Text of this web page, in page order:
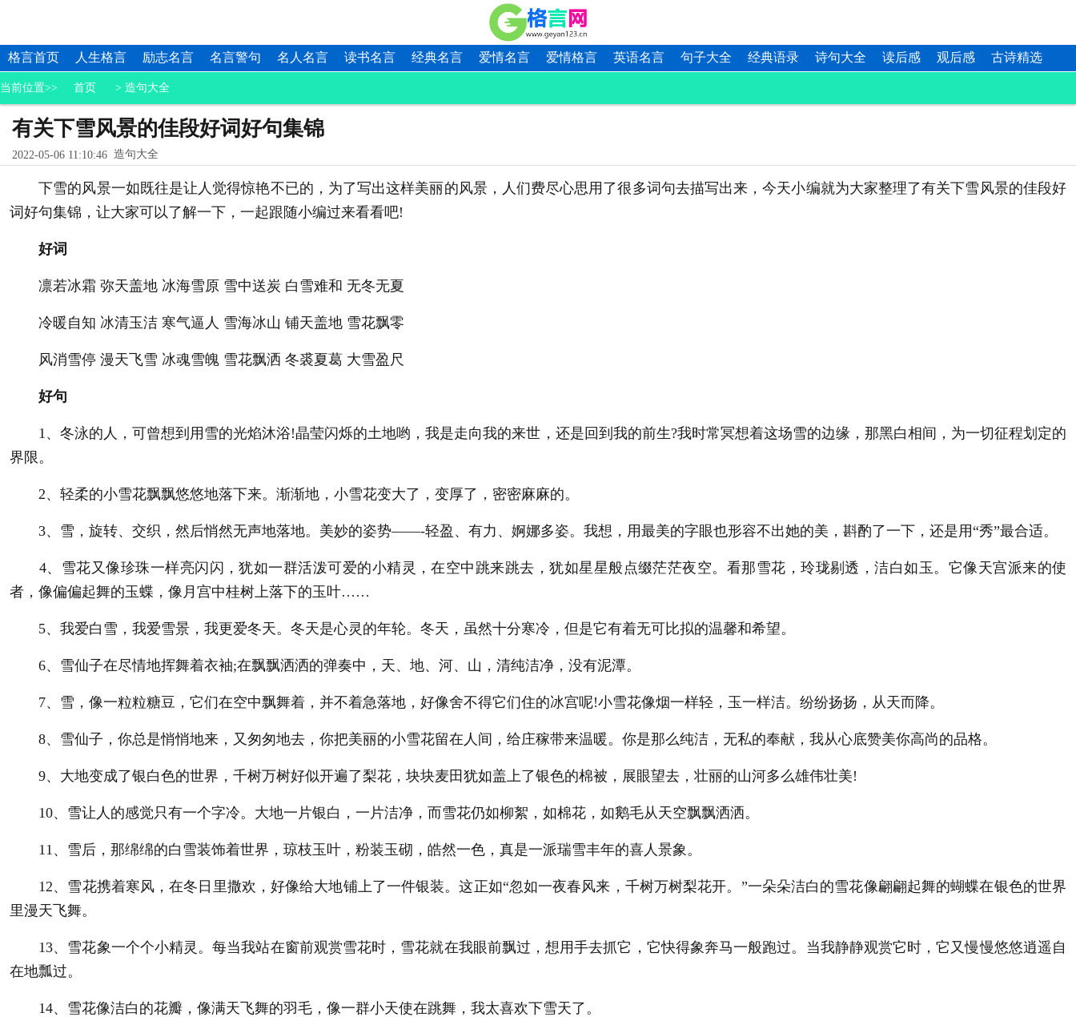
格言首页 人生格言 励志名言 名言警句 名人名言 读书名言 经典名言 爱情名言 爱情格言 英语名言 句子大全 经典语录 诗句大全 读后感 观后感 古诗精选
当前位置>> 首页 > 造句大全
有关下雪风景的佳段好词好句集锦
2022-05-06 11:10:46 造句大全
下雪的风景一如既往是让人觉得惊艳不已的，为了写出这样美丽的风景，人们费尽心思用了很多词句去描写出来，今天小编就为大家整理了有关下雪风景的佳段好
词好句集锦，让大家可以了解一下，一起跟随小编过来看看吧!
好词
凛若冰霜 弥天盖地 冰海雪原 雪中送炭 白雪难和 无冬无夏
冷暖自知 冰清玉洁 寒气逼人 雪海冰山 铺天盖地 雪花飘零
风消雪停 漫天飞雪 冰魂雪魄 雪花飘洒 冬裘夏葛 大雪盈尺
好句
1、冬泳的人，可曾想到用雪的光焰沐浴!晶莹闪烁的土地哟，我是走向我的来世，还是回到我的前生?我时常冥想着这场雪的边缘，那黑白相间，为一切征程划定的
界限。
2、轻柔的小雪花飘飘悠悠地落下来。渐渐地，小雪花变大了，变厚了，密密麻麻的。
3、雪，旋转、交织，然后悄然无声地落地。美妙的姿势——-轻盈、有力、婀娜多姿。我想，用最美的字眼也形容不出她的美，斟酌了一下，还是用“秀”最合适。
4、雪花又像珍珠一样亮闪闪，犹如一群活泼可爱的小精灵，在空中跳来跳去，犹如星星般点缀茫茫夜空。看那雪花，玲珑剔透，洁白如玉。它像天宫派来的使
者，像偏偏起舞的玉蝶，像月宫中桂树上落下的玉叶……
5、我爱白雪，我爱雪景，我更爱冬天。冬天是心灵的年轮。冬天，虽然十分寒冷，但是它有着无可比拟的温馨和希望。
6、雪仙子在尽情地挥舞着衣袖;在飘飘洒洒的弹奏中，天、地、河、山，清纯洁净，没有泥潭。
7、雪，像一粒粒糖豆，它们在空中飘舞着，并不着急落地，好像舍不得它们住的冰宫呢!小雪花像烟一样轻，玉一样洁。纷纷扬扬，从天而降。
8、雪仙子，你总是悄悄地来，又匆匆地去，你把美丽的小雪花留在人间，给庄稼带来温暖。你是那么纯洁，无私的奉献，我从心底赞美你高尚的品格。
9、大地变成了银白色的世界，千树万树好似开遍了梨花，块块麦田犹如盖上了银色的棉被，展眼望去，壮丽的山河多么雄伟壮美!
10、雪让人的感觉只有一个字冷。大地一片银白，一片洁净，而雪花仍如柳絮，如棉花，如鹅毛从天空飘飘洒洒。
11、雪后，那绵绵的白雪装饰着世界，琼枝玉叶，粉装玉砌，皓然一色，真是一派瑞雪丰年的喜人景象。
12、雪花携着寒风，在冬日里撒欢，好像给大地铺上了一件银装。这正如“忽如一夜春风来，千树万树梨花开。”一朵朵洁白的雪花像翩翩起舞的蝴蝶在银色的世界
里漫天飞舞。
13、雪花象一个个小精灵。每当我站在窗前观赏雪花时，雪花就在我眼前飘过，想用手去抓它，它快得象奔马一般跑过。当我静静观赏它时，它又慢慢悠悠逍遥自
在地瓢过。
14、雪花像洁白的花瓣，像满天飞舞的羽毛，像一群小天使在跳舞，我太喜欢下雪天了。